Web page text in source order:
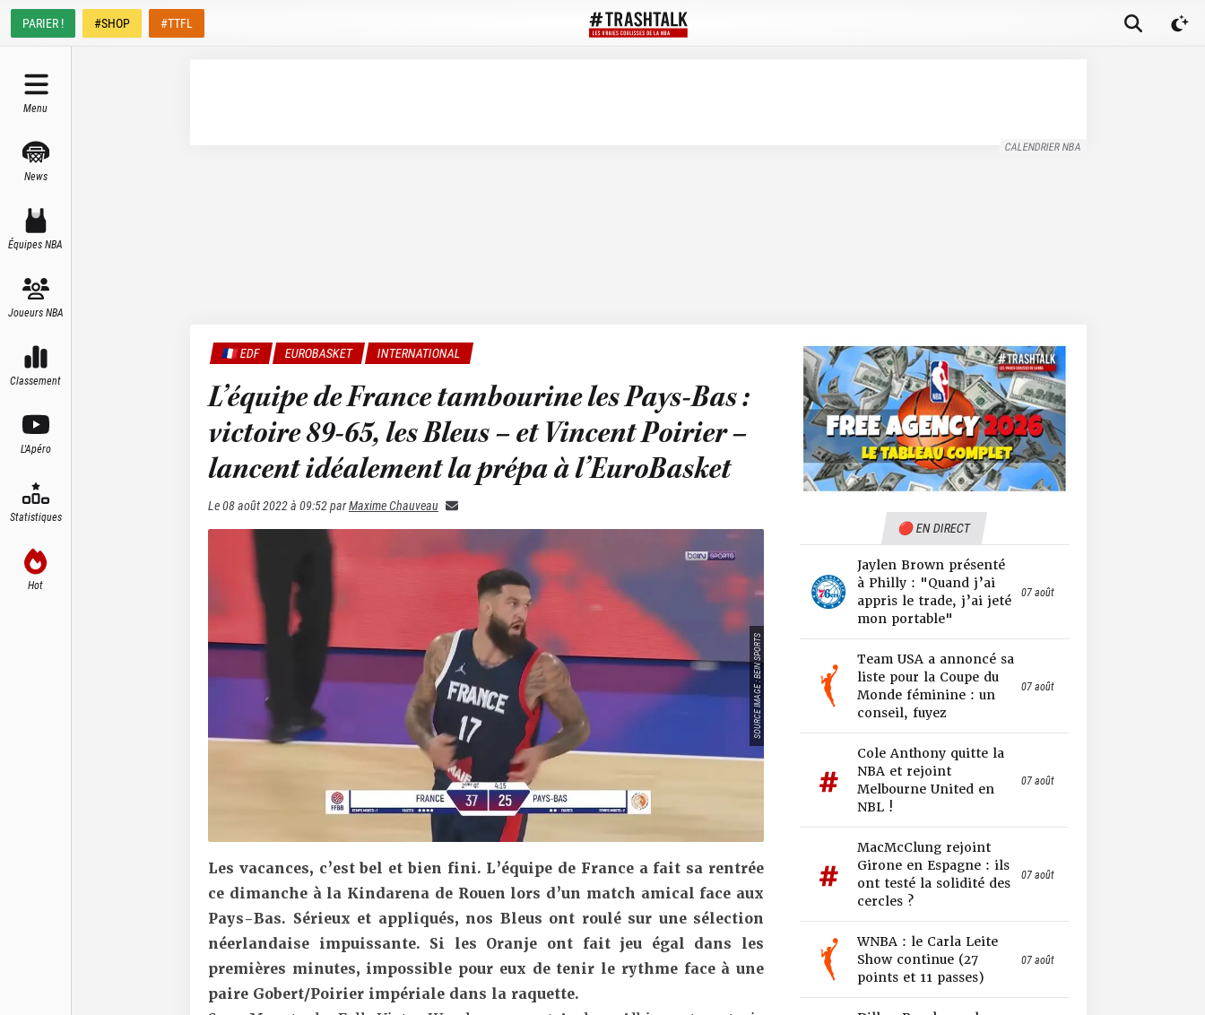
PARIER ! #SHOP #TTFL
Menu
News
Équipes NBA
Joueurs NBA
Classement
L'Apéro
Statistiques
Hot
CALENDRIER NBA
🇫🇷 EDF EUROBASKET INTERNATIONAL
L’équipe de France tambourine les Pays-Bas :
victoire 89-65, les Bleus – et Vincent Poirier –
lancent idéalement la prépa à l’EuroBasket
Le08 août 2022 à 09:52parMaxime Chauveau
SOURCE IMAGE : BEIN SPORTS
Les vacances, c’est bel et bien fini. L’équipe de France a fait sa rentrée
ce dimanche à la Kindarena de Rouen lors d’un match amical face aux
Pays-Bas. Sérieux et appliqués, nos Bleus ont roulé sur une sélection
néerlandaise impuissante. Si les Oranje ont fait jeu égal dans les
premières minutes, impossible pour eux de tenir le rythme face à une
paire Gobert/Poirier impériale dans la raquette.
🔴 EN DIRECT
Jaylen Brown présenté
à Philly : "Quand j’ai
appris le trade, j’ai jeté
mon portable"
07 août
Team USA a annoncé sa
liste pour la Coupe du
Monde féminine : un
conseil, fuyez
07 août
Cole Anthony quitte la
NBA et rejoint
Melbourne United en
NBL !
07 août
MacMcClung rejoint
Girone en Espagne : ils
ont testé la solidité des
cercles ?
07 août
WNBA : le Carla Leite
Show continue (27
points et 11 passes)
07 août